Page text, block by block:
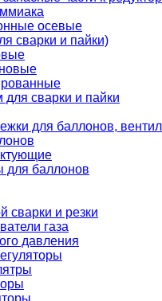
осевые
сварки и пайки)
сварки и пайки
для баллонов,
баллонов
сварки и резки
газа
давления